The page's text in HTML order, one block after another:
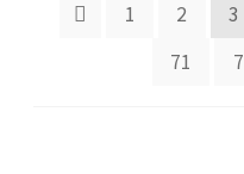
1 2 3
71